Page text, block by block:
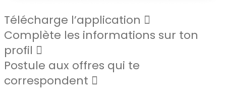
Télécharge l’application
Complète les informations sur ton
profil
Postule aux offres qui te
correspondent